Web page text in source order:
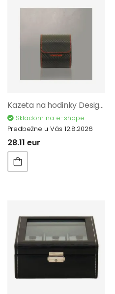
Kazeta na hodinky Designhütte 70021/349
Skladom na e-shope
Predbežne u Vás 12.8.2026
28.11 eur